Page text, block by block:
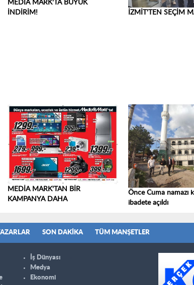
MEDİA MARK'TA BÜYÜK
İNDİRİM!
İZMİT'TEN SEÇİM
MEDİA MARK'TAN BİR
KAMPANYA DAHA
Önce Cuma namazı
ibadete açıldı
SON DAKIKA TÜM MANŞETLER
İş Dünyası
Medya
Ekonomi